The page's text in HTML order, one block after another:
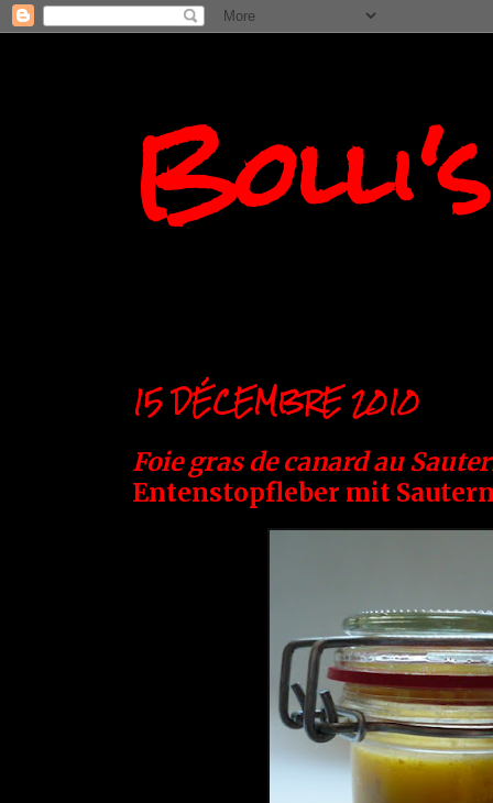
15 DÉCEMBRE 2010
Foie gras de canard au
Entenstopfleber mit